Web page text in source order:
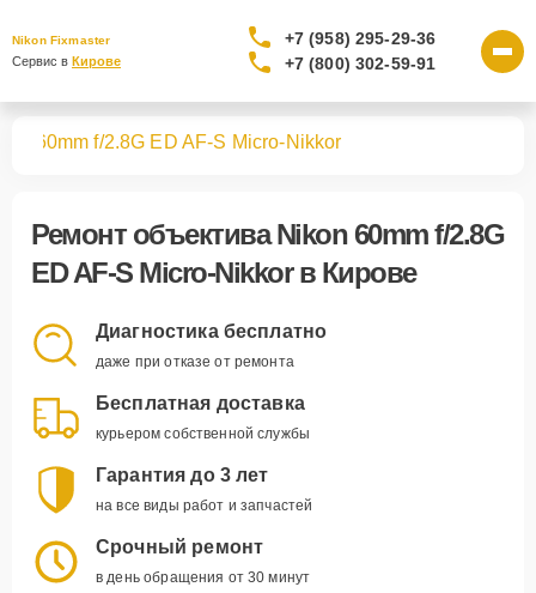
Nikon Fixmaster
Сервис в Кирове
+7 (958) 295-29-36
+7 (800) 302-59-91
60mm f/2.8G ED AF-S Micro-Nikkor
Ремонт объектива Nikon 60mm f/2.8G
ED AF-S Micro-Nikkorв Кирове
Диагностика бесплатно
даже при отказе от ремонта
Бесплатная доставка
курьером собственной службы
Гарантия до 3 лет
на все виды работ и запчастей
Срочный ремонт
в день обращения от 30 минут